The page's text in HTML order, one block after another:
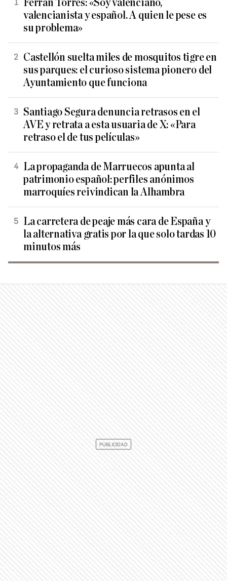
Ferran Torres: «Soy valenciano,
valencianista y español. A quien le pese es
su problema»
Castellón suelta miles de mosquitos tigre en
sus parques: el curioso sistema pionero del
Ayuntamiento que funciona
Santiago Segura denuncia retrasos en el
AVE y retrata a esta usuaria de X: «Para
retraso el de tus películas»
La propaganda de Marruecos apunta al
patrimonio español: perfiles anónimos
marroquíes reivindican la Alhambra
La carretera de peaje más cara de España y
la alternativa gratis por la que solo tardas 10
minutos más